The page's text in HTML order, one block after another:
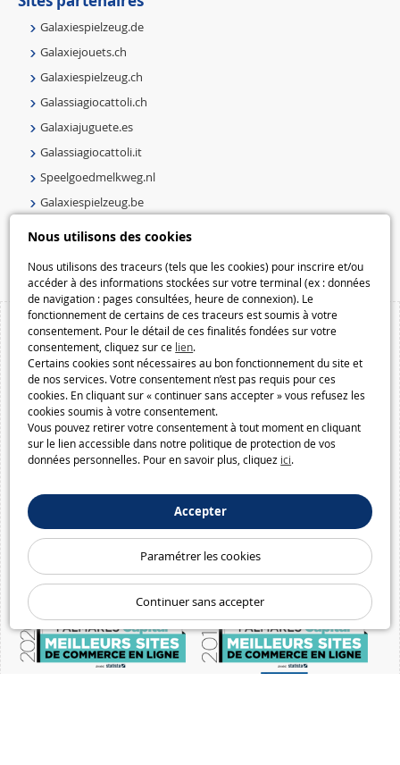
Nous utilisons des cookies
Nous utilisons des traceurs (tels que les cookies) pour inscrire et/ou
accéder à des informations stockées sur votre terminal (ex : données
de navigation : pages consultées, heure de connexion). Le
fonctionnement de certains de ces traceurs est soumis à votre
consentement. Pour le détail de ces finalités fondées sur votre
consentement, cliquez sur ce lien.
Certains cookies sont nécessaires au bon fonctionnement du site et
de nos services. Votre consentement n’est pas requis pour ces
cookies. En cliquant sur « continuer sans accepter » vous refusez les
cookies soumis à votre consentement.
Vous pouvez retirer votre consentement à tout moment en cliquant
sur le lien accessible dans notre politique de protection de vos
données personnelles. Pour en savoir plus, cliquez ici.
Accepter
Paramétrer les cookies
Continuer sans accepter
Galaxiespielzeug.de
Galaxiejouets.ch
Galaxiespielzeug.ch
Galassiagiocattoli.ch
Galaxiajuguete.es
Galassiagiocattoli.it
Speelgoedmelkweg.nl
Galaxiespielzeug.be